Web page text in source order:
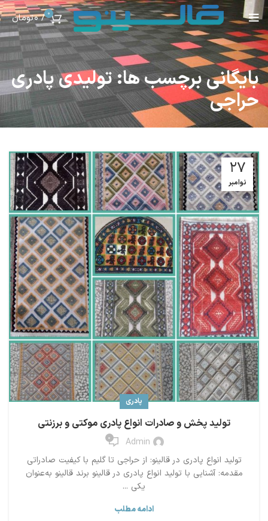
0
/
0تومان
بایگانی برچسب ها: تولیدی پادری
حراجی
27
نوامبر
پادری
تولید پخش و صادرات انواع پادری موکتی و برزنتی
Admin
0
تولید انواع پادری در قالینو: از حراجی تا گلیم با کیفیت صادراتی
مقدمه: آشنایی با تولید انواع پادری در قالینو برند قالینو به‌عنوان
یکی ...
ادامه مطلب